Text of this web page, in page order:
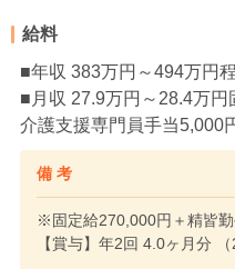
給料
■年収 383万円～494万円
■月収 27.9万円～28.4万
介護支援専門員手当5,000
備 考
※固定給270,000円＋精皆
【賞与】年2回 4.0ヶ月分 （